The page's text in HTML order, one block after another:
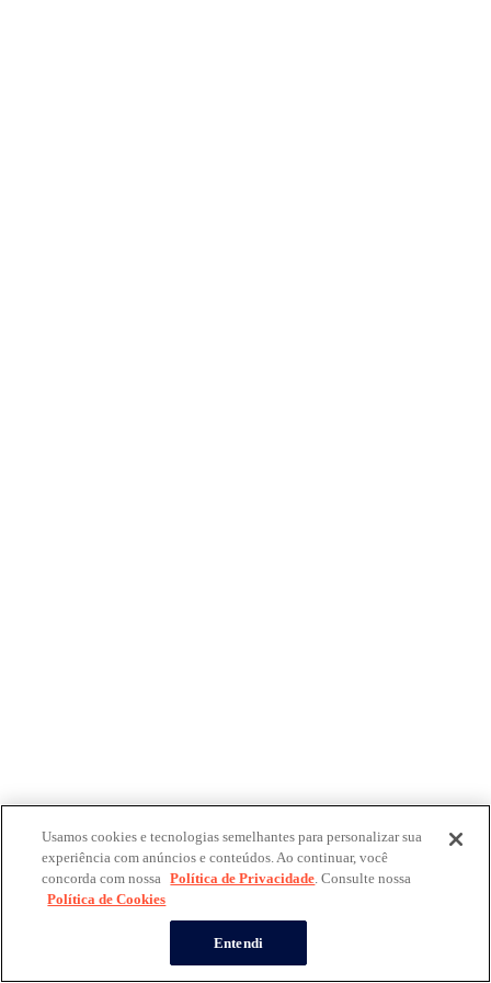
Usamos cookies e tecnologias semelhantes para personalizar sua
experiência com anúncios e conteúdos. Ao continuar, você
concorda com nossa Política de Privacidade. Consulte nossa
Política de Cookies
Entendi